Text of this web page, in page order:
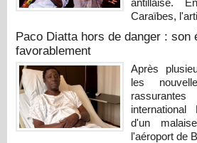
antillaise.
Caraïbes,
Paco Diatta hors de danger : son
favorablement
Après
les
d'un
l'aéroport de